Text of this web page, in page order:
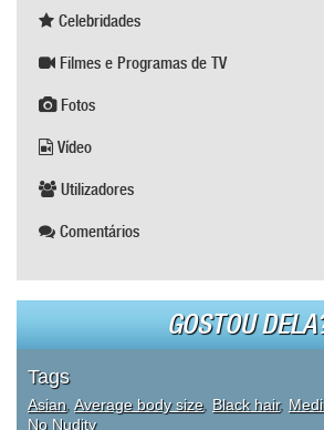
Celebridades
Filmes e Programas de TV
Fotos
Vídeo
Utilizadores
Comentários
GOSTOU
Tags
Asian, Average body size, Black hair,
No Nudity